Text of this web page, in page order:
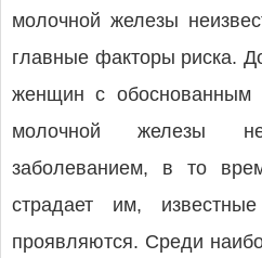
молочной железы
главные факторы риска.
женщин с обоснованным
молочной железы
заболеванием, в то
страдает им,
проявляются. Среди